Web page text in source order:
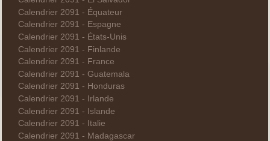
Calendrier 2091 - Équateur
Calendrier 2091 - Espagne
Calendrier 2091 - États-Unis
Calendrier 2091 - Finlande
Calendrier 2091 - France
Calendrier 2091 - Guatemala
Calendrier 2091 - Honduras
Calendrier 2091 - Irlande
Calendrier 2091 - Islande
Calendrier 2091 - Italie
Calendrier 2091 - Madagascar